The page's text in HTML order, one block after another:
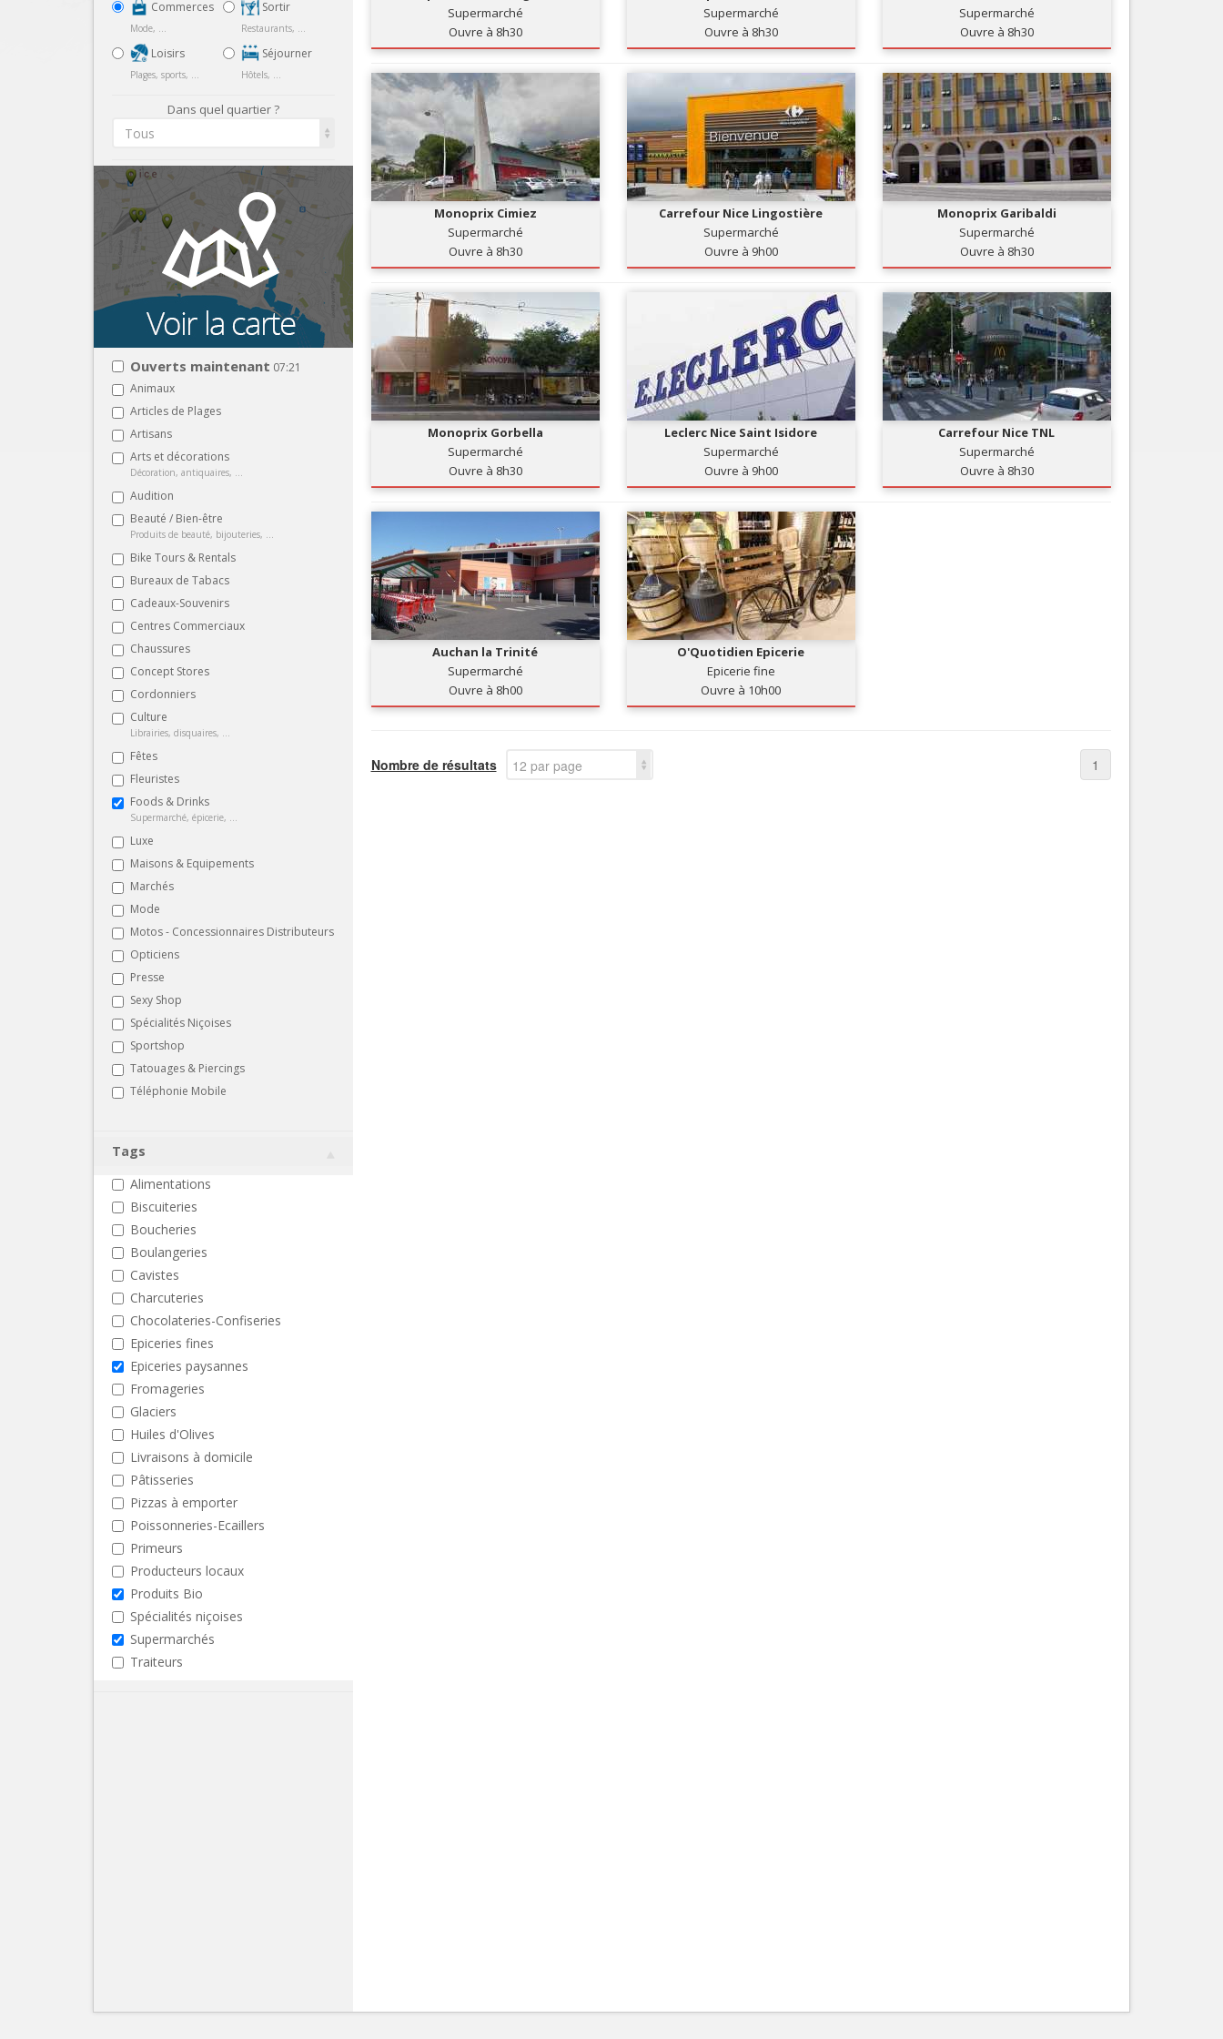
Services
Tourisme, ...
Nice Aéroport
Commerces
Mode, ...
Loisirs
Plages, sports, ...
Sortir
Restaurants, ...
Séjourner
Hôtels, ...
Dans quel quartier ?
Tous
Ouverts maintenant 07:21
Animaux
Articles de Plages
Artisans
Arts et décorations
Décoration, antiquaires, ...
Audition
Beauté / Bien-être
Produits de beauté, bijouteries, ...
Bike Tours & Rentals
Bureaux de Tabacs
Cadeaux-Souvenirs
Centres Commerciaux
Chaussures
Concept Stores
Cordonniers
Culture
Librairies, disquaires, ...
Fêtes
Fleuristes
Foods & Drinks
Supermarché, épicerie, ...
Luxe
Maisons & Equipements
Marchés
Mode
Motos - Concessionnaires Distributeurs
Opticiens
Presse
Sexy Shop
Spécialités Niçoises
Sportshop
Tatouages & Piercings
Téléphonie Mobile
Tags
Alimentations
Biscuiteries
Boucheries
Boulangeries
Cavistes
Charcuteries
Chocolateries-Confiseries
Epiceries fines
Epiceries paysannes
Fromageries
Glaciers
Huiles d'Olives
Livraisons à domicile
Pâtisseries
Pizzas à emporter
Poissonneries-Ecaillers
Primeurs
Producteurs locaux
Produits Bio
Spécialités niçoises
Supermarchés
Traiteurs
Supermarché
Ouvre à 8h30
Supermarché
Ouvre à 8h30
Supermarché
Ouvre à 8h30
Monoprix Cimiez
Supermarché
Ouvre à 8h30
Carrefour Nice Lingostière
Supermarché
Ouvre à 9h00
Monoprix Garibaldi
Supermarché
Ouvre à 8h30
Monoprix Gorbella
Supermarché
Ouvre à 8h30
Leclerc Nice Saint Isidore
Supermarché
Ouvre à 9h00
Carrefour Nice TNL
Supermarché
Ouvre à 8h30
Auchan la Trinité
Supermarché
Ouvre à 8h00
O'Quotidien Epicerie
Epicerie fine
Ouvre à 10h00
Nombre de résultats 12 par page 1